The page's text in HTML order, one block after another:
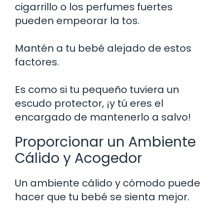
cigarrillo o los perfumes fuertes
pueden empeorar la tos.
Mantén a tu bebé alejado de estos
factores.
Es como si tu pequeño tuviera un
escudo protector, ¡y tú eres el
encargado de mantenerlo a salvo!
Proporcionar un Ambiente
Cálido y Acogedor
Un ambiente cálido y cómodo puede
hacer que tu bebé se sienta mejor.